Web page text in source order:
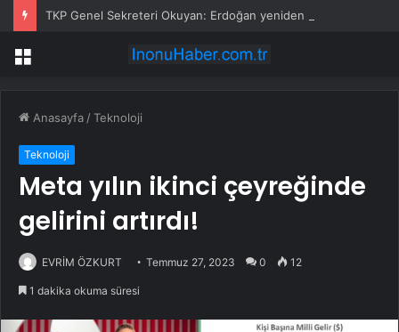
Menü
Anasayfa /Teknoloji
Teknoloji
Meta yılın ikinci çeyreğinde
gelirini artırdı!
EVRİM ÖZKURT Temmuz 27, 2023 0 12
1 dakika okuma süresi